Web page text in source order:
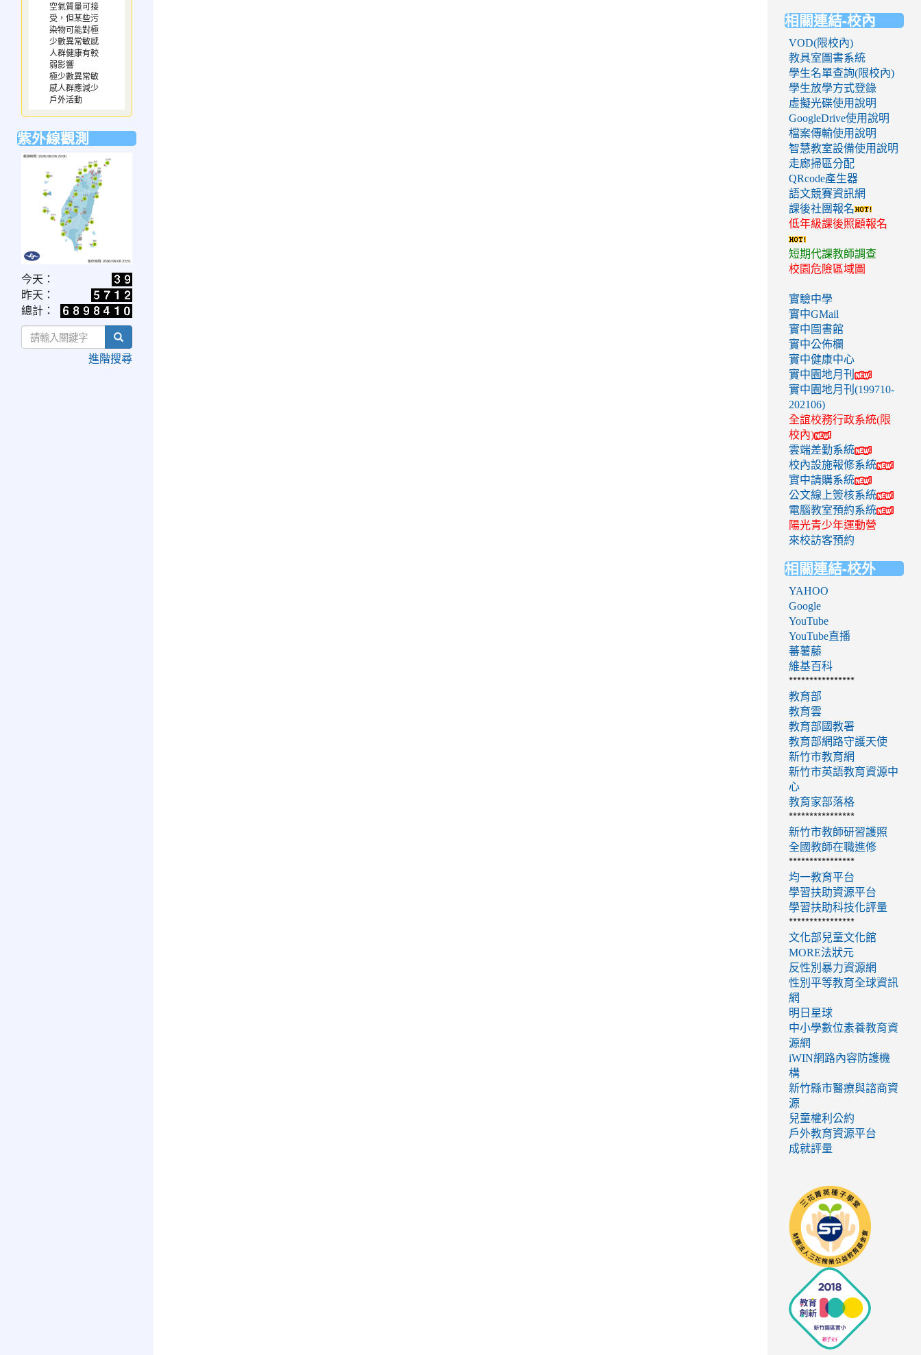
空氣質量可接
受，但某些污
染物可能對極
少數異常敏感
人群健康有較
弱影響
極少數異常敏
感人群應減少
戶外活動
紫外線觀測
link
to
https://www.cwa.gov.tw/V8/C/W/OBS_UVI.html
今天：
昨天：
總計：
search
進階搜尋
相關連結-校內
VOD(限校內)
教具室圖書系統
學生名單查詢(限校內)
學生放學方式登錄
虛擬光碟使用說明
GoogleDrive使用說明
檔案傳輸使用說明
智慧教室設備使用說明
走廊掃區分配
QRcode產生器
語文競賽資訊網
課後社團報名
低年級課後照顧報名
短期代課教師調查
校園危險區域圖
實驗中學
實中GMail
實中圖書館
實中公佈欄
實中健康中心
實中園地月刊
實中園地月刊(199710-
202106)
全誼校務行政系統(限
校內)
雲端差勤系統
校內設施報修系統
實中請購系統
公文線上簽核系統
電腦教室預約系統
陽光青少年運動營
來校訪客預約
相關連結-校外
YAHOO
Google
YouTube
YouTube直播
蕃薯藤
維基百科
****************
教育部
教育雲
教育部國教署
教育部網路守護天使
新竹市教育網
新竹市英語教育資源中
心
教育家部落格
****************
新竹市教師研習護照
全國教師在職進修
****************
均一教育平台
學習扶助資源平台
學習扶助科技化評量
****************
文化部兒童文化館
MORE法狀元
反性別暴力資源網
性別平等教育全球資訊
網
明日星球
中小學數位素養教育資
源網
iWIN網路內容防護機
構
新竹縣市醫療與諮商資
源
兒童權利公約
戶外教育資源平台
成就評量
http://